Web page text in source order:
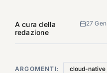
A cura della
redazione
27
ARGOMENTI: cloud-native